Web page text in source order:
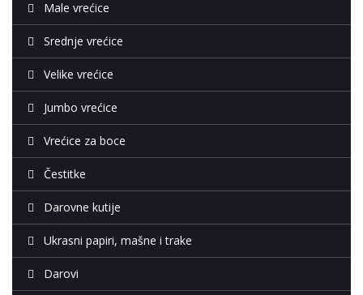
Male vrećice
Srednje vrećice
Velike vrećice
Jumbo vrećice
Vrećice za boce
Čestitke
Darovne kutije
Ukrasni papiri, mašne i trake
Darovi